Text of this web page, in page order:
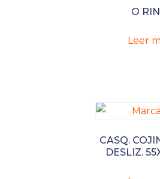
O
Leer
CASQ.
DESLIZ.